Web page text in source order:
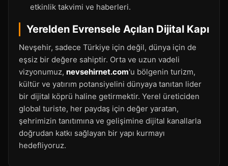
etkinlik takvimi ve haberleri.
Yerelden Evrensele Açılan Dijital Kapı
Nevşehir, sadece Türkiye için değil, dünya için de
eşsiz bir değere sahiptir. Orta ve uzun vadeli
vizyonumuz, nevsehirnet.com'u bölgenin turizm,
kültür ve yatırım potansiyelini dünyaya tanıtan lider
bir dijital köprü haline getirmektir. Yerel üreticiden
global turiste, her paydaş için değer yaratan,
şehrimizin tanıtımına ve gelişimine dijital kanallarla
doğrudan katkı sağlayan bir yapı kurmayı
hedefliyoruz.